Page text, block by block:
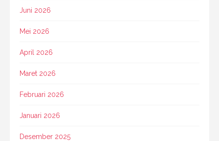
Juni 2026
Mei 2026
April 2026
Maret 2026
Februari 2026
Januari 2026
Desember 2025